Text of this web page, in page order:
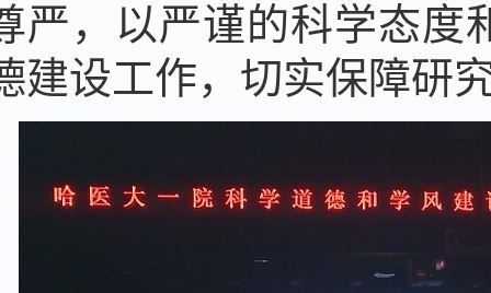
严，以严谨的科学态度
建设工作，切实保障研